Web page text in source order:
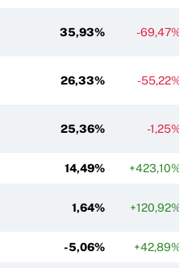
35,93% -69,47%
26,33% -55,22%
25,36% -1,25%
14,49% +423,10%
1,64% +120,92%
-5,06% +42,89%